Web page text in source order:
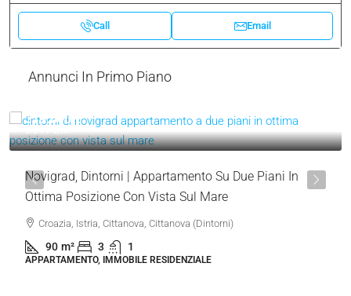
Call Email
Annunci In Primo Piano
319.000 €
Novigrad, Dintorni | Appartamento Su Due Piani In
Ottima Posizione Con Vista Sul Mare
Croazia, Istria, Cittanova, Cittanova (Dintorni)
90 m² 3 1
APPARTAMENTO, IMMOBILE RESIDENZIALE